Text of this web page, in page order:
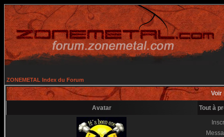
ZONEMETAL Index du Forum
Voir
Avatar Tout à